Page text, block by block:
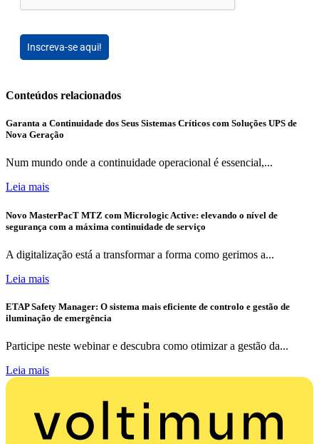
Inscreva-se aqui!
Conteúdos relacionados
Garanta a Continuidade dos Seus Sistemas Críticos com Soluções UPS de
Nova Geração
Num mundo onde a continuidade operacional é essencial,...
Leia mais
Novo MasterPacT MTZ com Micrologic Active: elevando o nível de
segurança com a máxima continuidade de serviço
A digitalização está a transformar a forma como gerimos a...
Leia mais
ETAP Safety Manager: O sistema mais eficiente de controlo e gestão de
iluminação de emergência
Participe neste webinar e descubra como otimizar a gestão da...
Leia mais